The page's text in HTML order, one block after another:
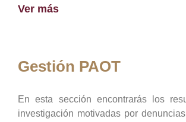
Ver más
Gestión PAOT
En esta sección encontrarás los
investigación motivadas por